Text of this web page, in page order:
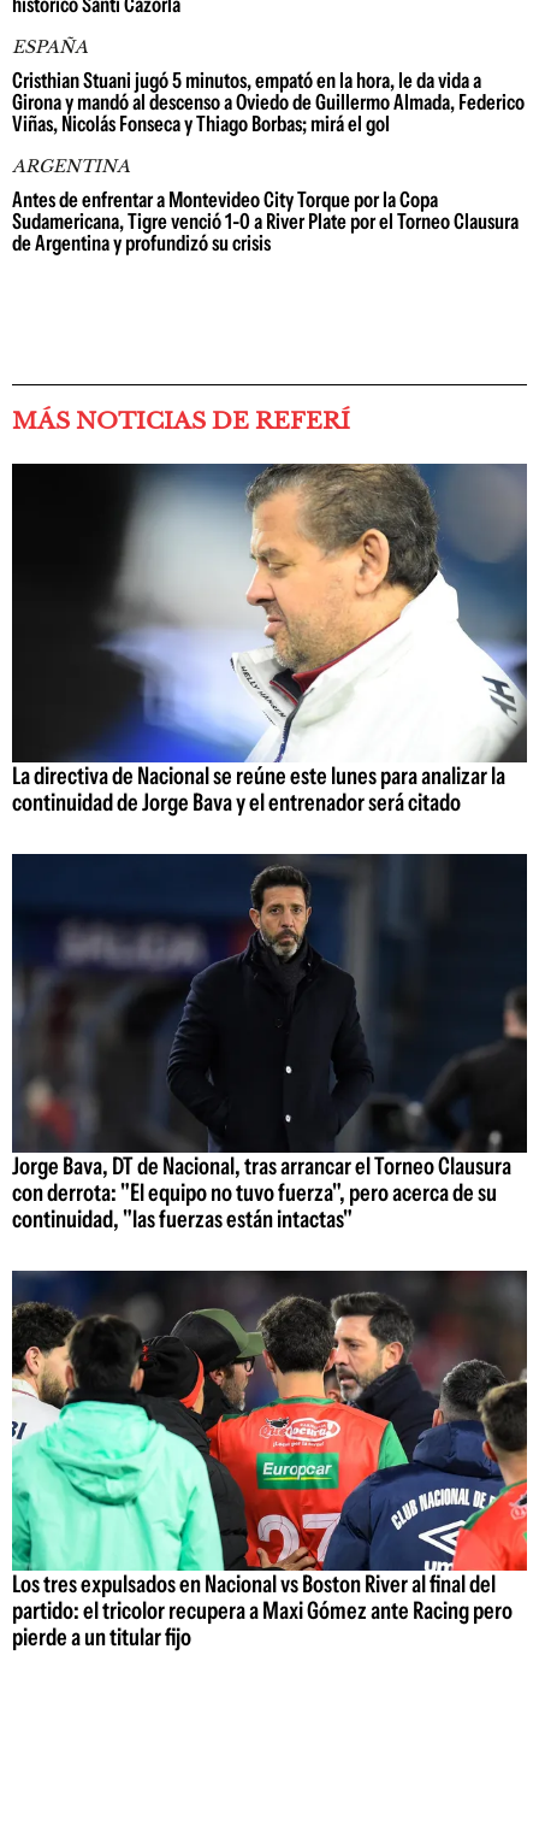
ESPAÑA
Cristhian Stuani jugó 5 minutos, empató en la hora, le da vida a
Girona y mandó al descenso a Oviedo de Guillermo Almada, Federico
Viñas, Nicolás Fonseca y Thiago Borbas; mirá el gol
ARGENTINA
Antes de enfrentar a Montevideo City Torque por la Copa
Sudamericana, Tigre venció 1-0 a River Plate por el Torneo Clausura
de Argentina y profundizó su crisis
MÁS NOTICIAS DE REFERÍ
La directiva de Nacional se reúne este lunes para analizar la
continuidad de Jorge Bava y el entrenador será citado
Jorge Bava, DT de Nacional, tras arrancar el Torneo Clausura
con derrota: "El equipo no tuvo fuerza", pero acerca de su
continuidad, "las fuerzas están intactas"
Los tres expulsados en Nacional vs Boston River al final del
partido: el tricolor recupera a Maxi Gómez ante Racing pero
pierde a un titular fijo